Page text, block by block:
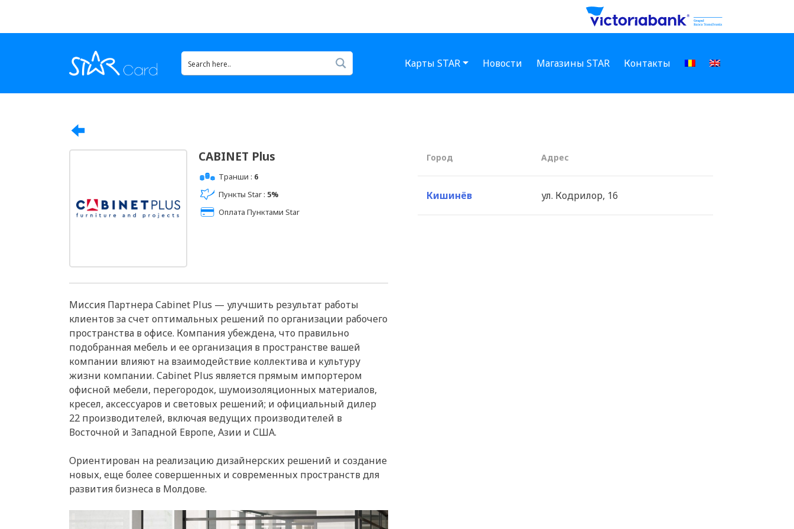
Карты STAR Новости Магазины STAR Контакты
CABINET Plus
Транши : 6
Пункты Star : 5%
Оплата Пунктами Star
Миссия Партнера Cabinet Plus — улучшить результат работы
клиентов за счет оптимальных решений по организации рабочего
пространства в офисе. Компания убеждена, что правильно
подобранная мебель и ее организация в пространстве вашей
компании влияют на взаимодействие коллектива и культуру
жизни компании. Cabinet Plus является прямым импортером
офисной мебели, перегородок, шумоизоляционных материалов,
кресел, аксессуаров и световых решений; и официальный дилер
22 производителей, включая ведущих производителей в
Восточной и Западной Европе, Азии и США.
Ориентирован на реализацию дизайнерских решений и создание
новых, еще более совершенных и современных пространств для
развития бизнеса в Молдове.
Город Aдрес
Кишинёв ул. Кодрилор, 16